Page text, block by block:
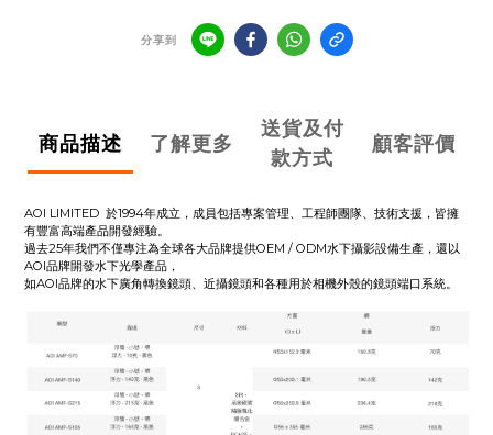
分享到
商品描述 了解更多
送貨及付
款方式
顧客評價
AOI LIMITED 於1994年成立，成員包括專案管理、工程師團隊、技術支援，皆擁
有豐富高端產品開發經驗。
過去25年我們不僅專注為全球各大品牌提供OEM / ODM水下攝影設備生產，還以
AOI品牌開發水下光學產品，
如AOI品牌的水下廣角轉換鏡頭、近攝鏡頭和各種用於相機外殼的鏡頭端口系統。